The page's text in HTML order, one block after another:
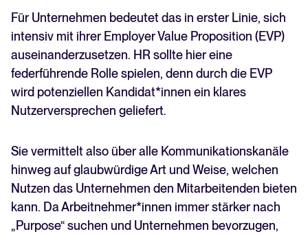
Für Unternehmen bedeutet das in erster Linie, sich
intensiv mit ihrer Employer Value Proposition (EVP)
auseinanderzusetzen. HR sollte hier eine
federführende Rolle spielen, denn durch die EVP
wird potenziellen Kandidat*innen ein klares
Nutzerversprechen geliefert.
Sie vermittelt also über alle Kommunikationskanäle
hinweg auf glaubwürdige Art und Weise, welchen
Nutzen das Unternehmen den Mitarbeitenden bieten
kann. Da Arbeitnehmer*innen immer stärker nach
„Purpose“ suchen und Unternehmen bevorzugen,